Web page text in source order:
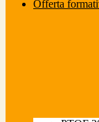
Offerta